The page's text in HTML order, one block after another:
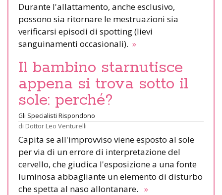
Durante l'allattamento, anche esclusivo,
possono sia ritornare le mestruazioni sia
verificarsi episodi di spotting (lievi
sanguinamenti occasionali). »
Il bambino starnutisce
appena si trova sotto il
sole: perché?
Gli Specialisti Rispondono
di Dottor Leo Venturelli
Capita se all'improvviso viene esposto al sole
per via di un errore di interpretazione del
cervello, che giudica l'esposizione a una fonte
luminosa abbagliante un elemento di disturbo
che spetta al naso allontanare. »